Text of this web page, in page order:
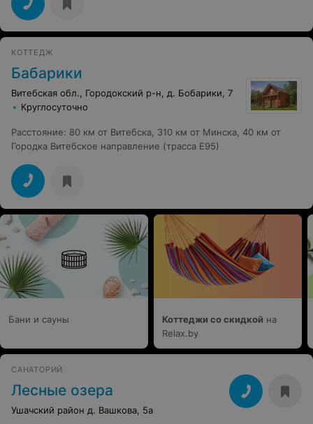
КОТТЕДЖ
Бабарики
Витебская обл., Городокский р-н, д. Бобарики, 7
Круглосуточно
Расстояние: 80 км от Витебска, 310 км от Минска, 40 км от
Городка Витебское направление (трасса Е95)
Бани и сауны Коттеджи со скидкой на
Relax.by
САНАТОРИЙ
Лесные озера
Ушачский район д. Вашкова, 5а